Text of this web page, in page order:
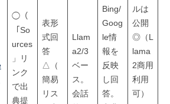
◯（
「So
urces
」リ
ンク
で出
典提
表形
式回
答
△（
簡易
リス
Llam
a2/3
ベー
ス。
会話
Bing/
Goog
le情
報を
反映
し回
答。
ルは
公開
◎（L
lama
2商用
利用
可）